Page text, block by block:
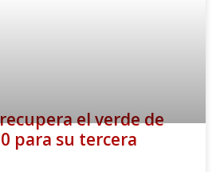
el verde de
para su tercera